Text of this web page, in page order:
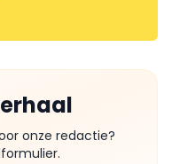
onze redactie?